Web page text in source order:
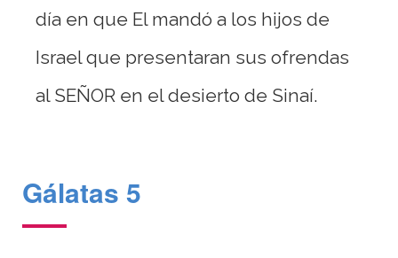
día en que El mandó a los hijos de
Israel que presentaran sus ofrendas
al SEÑOR en el desierto de Sinaí.
Gálatas 5